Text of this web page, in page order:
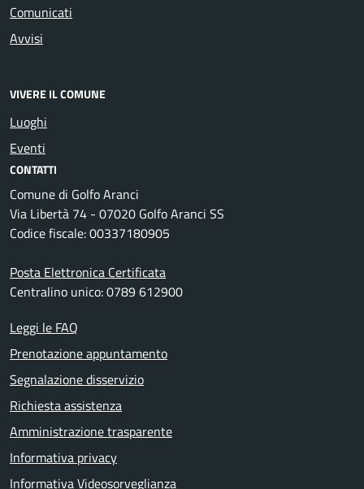
Comunicati
Avvisi
VIVERE IL COMUNE
Luoghi
Eventi
CONTATTI
Comune di Golfo Aranci
Via Libertà 74 - 07020 Golfo Aranci SS
Codice fiscale: 00337180905
Posta Elettronica Certificata
Centralino unico: 0789 612900
Leggi le FAQ
Prenotazione appuntamento
Segnalazione disservizio
Richiesta assistenza
Amministrazione trasparente
Informativa privacy
Informativa Videosorveglianza